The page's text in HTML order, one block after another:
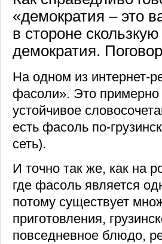
«демократия – это
в стороне
демократия.
На одном из интернет-
фасоли». Это примерно
устойчивое
есть фасоль по-
сеть).
И точно так же, как на
где фасоль является
потому существует
приготовления,
повседневное блюдо,